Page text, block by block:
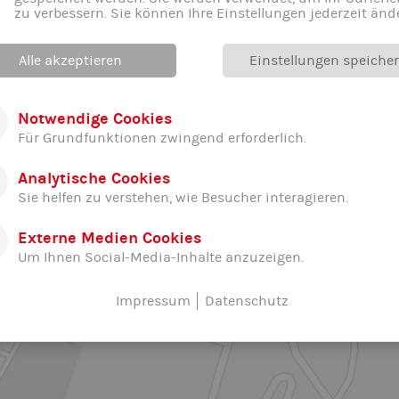
20:00 -
Erwachsene Wirtschaftsschule
19:00 -
21:00
Erwachsene Realschule Gute
findet in der Halle kein Training statt
zu verbessern. Sie können Ihre Einstellungen jederzeit
Alle akzeptieren Einstellungen
Notwendige Cookies
Für Grundfunktionen zwingend erforderlich.
Analytische Cookies
Sie helfen zu verstehen, wie Besucher interagieren.
Externe Medien Cookies
Um Ihnen Social-Media-Inhalte anzuzeigen.
Impressum Datenschutz